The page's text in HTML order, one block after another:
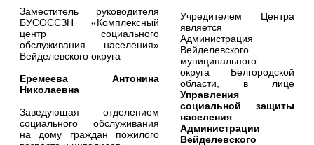
Заместитель руководителя
БУСОССЗН «Комплексный
центр социального
обслуживания населения»
Вейделевского округа
Еремеева Антонина
Николаевна
Заведующая отделением
социального обслуживания
на дому граждан пожилого
Учредителем Центра
является
Администрация
Вейделевского
муниципального
округа Белгородской
области, в лице
Управления
социальной защиты
населения
Администрации
Вейделевского